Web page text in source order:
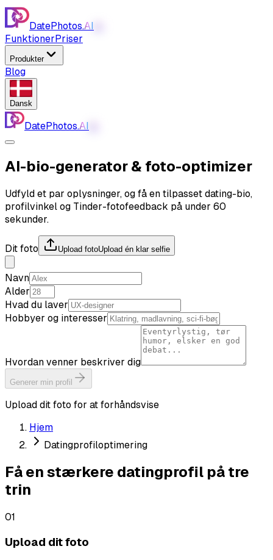
DatePhotos.AI
FunktionerPriser
Produkter
Blog
Dansk
DatePhotos.AI
AI-bio-generator & foto-optimizer
Udfyld et par oplysninger, og få en tilpasset dating-bio,
profilvinkel og Tinder-fotofeedback på under 60
sekunder.
Dit foto Upload fotoUpload én klar selfie
Navn
Alder
Hvad du laver
Hobbyer og interesser
Hvordan venner beskriver dig
Generer min profil
Upload dit foto for at forhåndsvise
Hjem
Datingprofiloptimering
Få en stærkere datingprofil på tre
trin
01
Upload dit foto